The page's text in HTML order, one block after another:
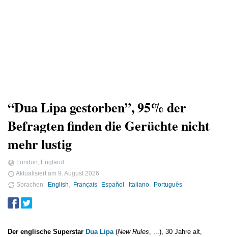
“Dua Lipa gestorben”, 95% der
Befragten finden die Gerüchte nicht
mehr lustig
London, England
Aktualisiert am 9. August 2026
Sprachen
English Français Español Italiano Português
Der englische Superstar Dua Lipa(New Rules, ...), 30 Jahre alt,